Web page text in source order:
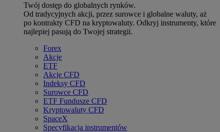
Twój dostęp do globalnych rynków.
Od tradycyjnych akcji, przez surowce i globalne waluty, aż
po kontrakty CFD na kryptowaluty. Odkryj instrumenty, które
najlepiej pasują do Twojej strategii.
Forex
Akcje
ETF
Akcje CFD
Indeksy CFD
Surowce CFD
ETF Fundusze CFD
Kryptowaluty CFD
SpaceX
Specyfikacja instrumentów